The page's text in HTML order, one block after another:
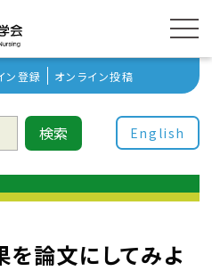
ン登録 オンライン投稿
検索 English
を論文にしてみよ